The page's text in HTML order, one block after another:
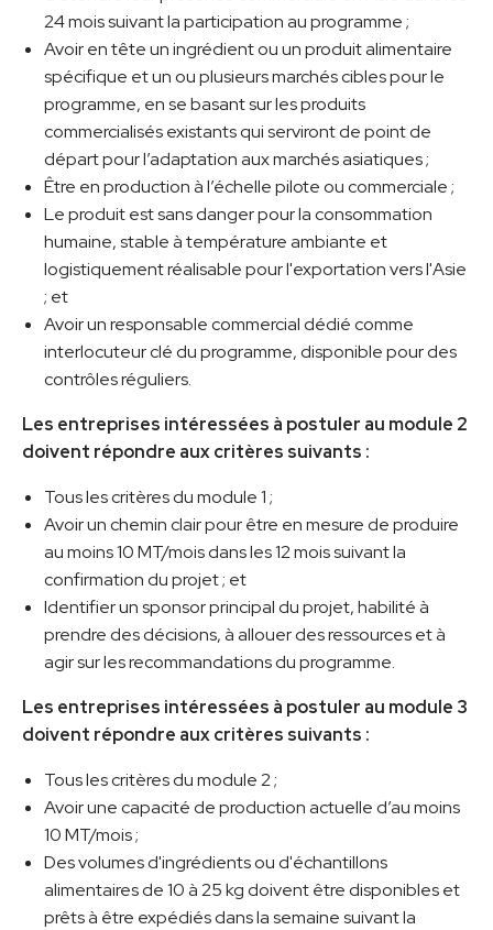
24 mois suivant la participation au programme ;
Avoir en tête un ingrédient ou un produit alimentaire
spécifique et un ou plusieurs marchés cibles pour le
programme, en se basant sur les produits
commercialisés existants qui serviront de point de
départ pour l’adaptation aux marchés asiatiques ;
Être en production à l’échelle pilote ou commerciale ;
Le produit est sans danger pour la consommation
humaine, stable à température ambiante et
logistiquement réalisable pour l'exportation vers l'Asie
; et
Avoir un responsable commercial dédié comme
interlocuteur clé du programme, disponible pour des
contrôles réguliers.
Les entreprises intéressées à postuler au module 2
doivent répondre aux critères suivants :
Tous les critères du module 1 ;
Avoir un chemin clair pour être en mesure de produire
au moins 10 MT/mois dans les 12 mois suivant la
confirmation du projet ; et
Identifier un sponsor principal du projet, habilité à
prendre des décisions, à allouer des ressources et à
agir sur les recommandations du programme.
Les entreprises intéressées à postuler au module 3
doivent répondre aux critères suivants :
Tous les critères du module 2 ;
Avoir une capacité de production actuelle d’au moins
10 MT/mois ;
Des volumes d'ingrédients ou d'échantillons
alimentaires de 10 à 25 kg doivent être disponibles et
prêts à être expédiés dans la semaine suivant la